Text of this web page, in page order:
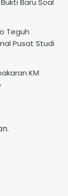
Baru Soal
Teguh
Pusat Studi
KM